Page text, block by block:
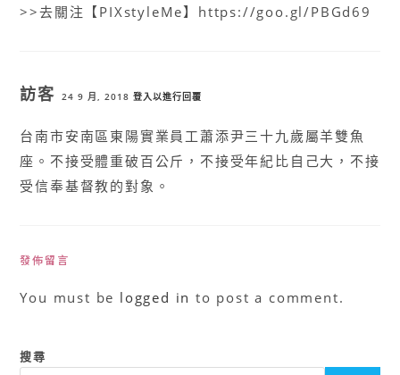
>>去關注【PIXstyleMe】https://goo.gl/PBGd69
訪客 24 9 月, 2018 登入以進行回覆
台南市安南區東陽實業員工蕭添尹三十九歲屬羊雙魚
座。不接受體重破百公斤，不接受年紀比自己大，不接
受信奉基督教的對象。
發佈留言
You must be logged in to post a comment.
搜尋